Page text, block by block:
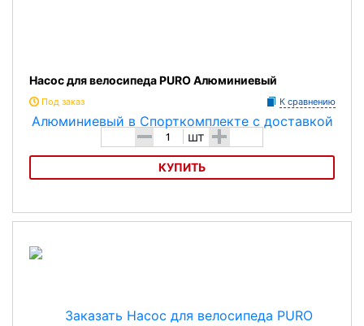
Насос для велосипеда PURO Алюминиевый
Под заказ К сравнению
- шт +
КУПИТЬ
Насос для велосипеда PURO Алюминиевый